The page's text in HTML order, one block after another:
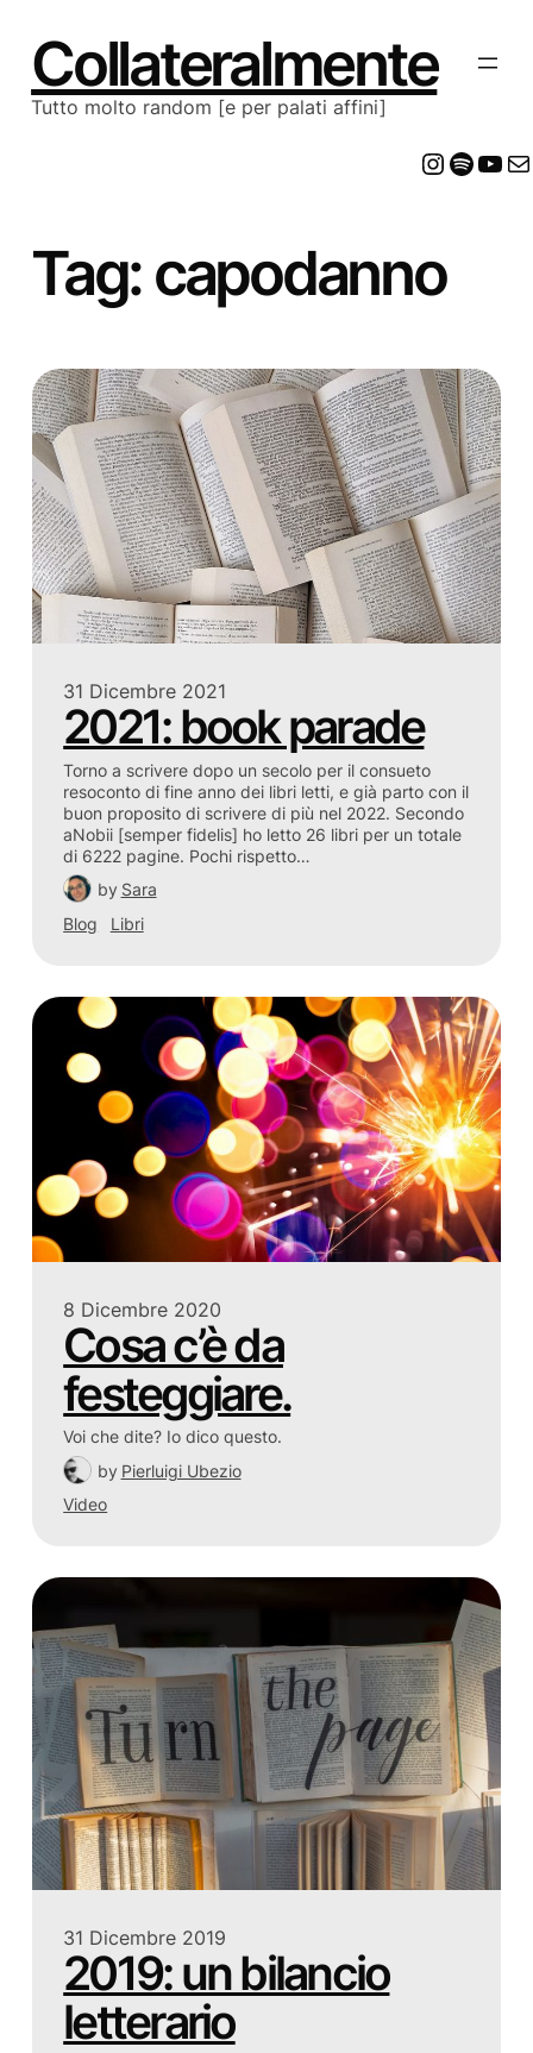
contenuto
Collateralmente
Tutto molto random [e per palati affini]
Tag:capodanno
31 Dicembre 2021
2021: book parade
Torno a scrivere dopo un secolo per il consueto
resoconto di fine anno dei libri letti, e già parto con il
buon proposito di scrivere di più nel 2022. Secondo
aNobii [semper fidelis] ho letto 26 libri per un totale
di 6222 pagine. Pochi rispetto…
by Sara
Blog
Libri
8 Dicembre 2020
Cosa c’è da
festeggiare.
Voi che dite? Io dico questo.
by Pierluigi Ubezio
Video
31 Dicembre 2019
2019: un bilancio
letterario